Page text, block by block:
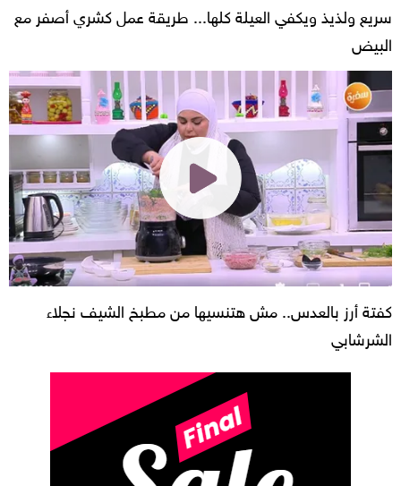
سريع ولذيذ ويكفي العيلة كلها... طريقة عمل كشري أصفر مع
البيض
كفتة أرز بالعدس.. مش هتنسيها من مطبخ الشيف نجلاء
الشرشابي